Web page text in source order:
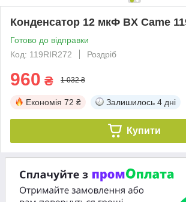
Конденсатор 12 мкФ BX Came
Готово до відправки
Код: 119RIR272
Роздріб
960 ₴ 1 032 ₴
Економія 72 ₴ Залишилось 4 дні
Купити